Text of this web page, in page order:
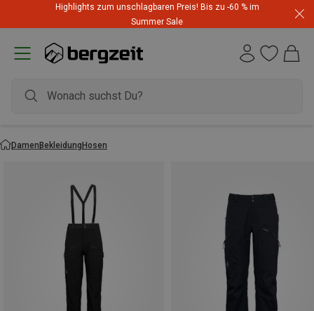
Highlights zum unschlagbaren Preis! Bis zu -60 % im
Summer Sale
DamenBekleidungHosen